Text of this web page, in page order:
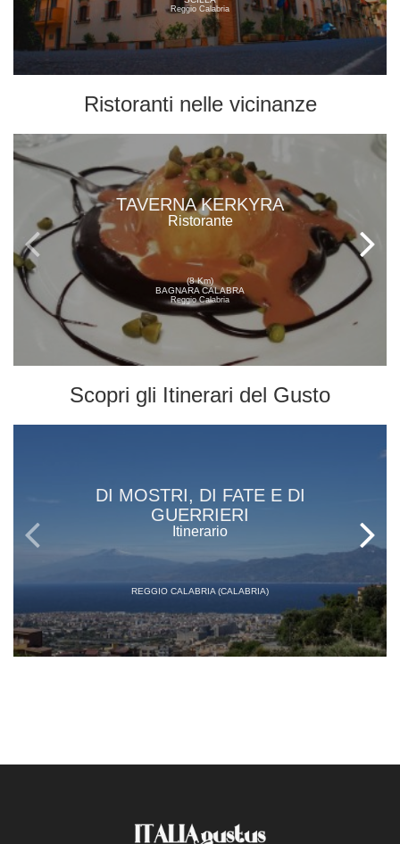
Reggio Calabria
Ristoranti nelle vicinanze
TAVERNA KERKYRA
Ristorante
(8 Km)
BAGNARA CALABRA
Reggio Calabria
Scopri gli Itinerari del Gusto
DI MOSTRI, DI FATE E DI
GUERRIERI
Itinerario
REGGIO CALABRIA (CALABRIA)